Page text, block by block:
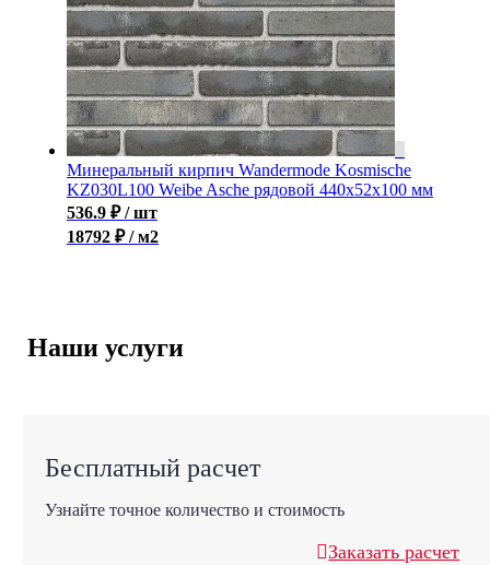
Минеральный кирпич Wandermode Kosmische
KZ030L100 Weibe Asche рядовой 440x52x100 мм
536.9 ₽ / шт
18792 ₽ / м2
Наши услуги
Бесплатный расчет
Узнайте точное количество и стоимость
Заказать расчет